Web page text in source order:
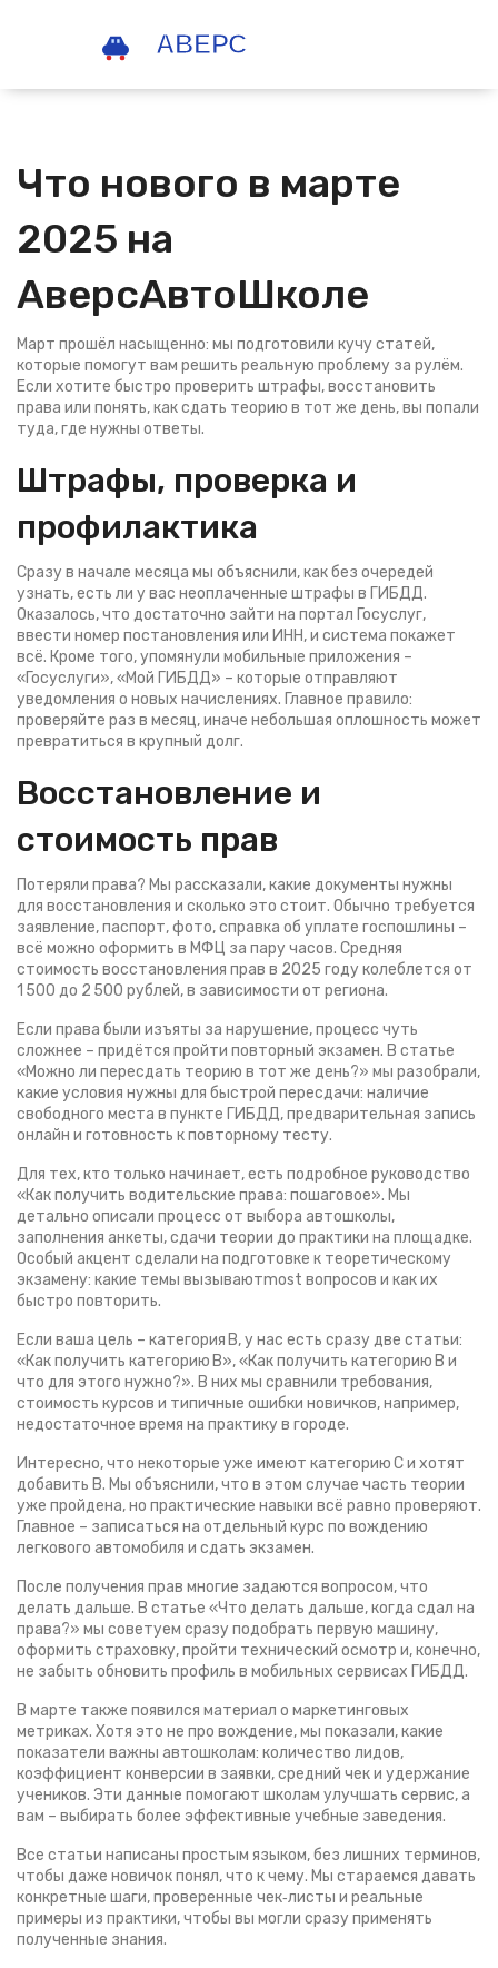
Что нового в марте
2025 на
АверсАвтоШколе
Март прошёл насыщенно: мы подготовили кучу статей,
которые помогут вам решить реальную проблему за рулём.
Если хотите быстро проверить штрафы, восстановить
права или понять, как сдать теорию в тот же день, вы попали
туда, где нужны ответы.
Штрафы, проверка и
профилактика
Сразу в начале месяца мы объяснили, как без очередей
узнать, есть ли у вас неоплаченные штрафы в ГИБДД.
Оказалось, что достаточно зайти на портал Госуслуг,
ввести номер постановления или ИНН, и система покажет
всё. Кроме того, упомянули мобильные приложения –
«Госуслуги», «Мой ГИБДД» – которые отправляют
уведомления о новых начислениях. Главное правило:
проверяйте раз в месяц, иначе небольшая оплошность может
превратиться в крупный долг.
Восстановление и
стоимость прав
Потеряли права? Мы рассказали, какие документы нужны
для восстановления и сколько это стоит. Обычно требуется
заявление, паспорт, фото, справка об уплате госпошлины –
всё можно оформить в МФЦ за пару часов. Средняя
стоимость восстановления прав в 2025 году колеблется от
1 500 до 2 500 рублей, в зависимости от региона.
Если права были изъяты за нарушение, процесс чуть
сложнее – придётся пройти повторный экзамен. В статье
«Можно ли пересдать теорию в тот же день?» мы разобрали,
какие условия нужны для быстрой пересдачи: наличие
свободного места в пункте ГИБДД, предварительная запись
онлайн и готовность к повторному тесту.
Для тех, кто только начинает, есть подробное руководство
«Как получить водительские права: пошаговое». Мы
детально описали процесс от выбора автошколы,
заполнения анкеты, сдачи теории до практики на площадке.
Особый акцент сделали на подготовке к теоретическому
экзамену: какие темы вызываютmost вопросов и как их
быстро повторить.
Если ваша цель – категория В, у нас есть сразу две статьи:
«Как получить категорию В», «Как получить категорию В и
что для этого нужно?». В них мы сравнили требования,
стоимость курсов и типичные ошибки новичков, например,
недостаточное время на практику в городе.
Интересно, что некоторые уже имеют категорию С и хотят
добавить В. Мы объяснили, что в этом случае часть теории
уже пройдена, но практические навыки всё равно проверяют.
Главное – записаться на отдельный курс по вождению
легкового автомобиля и сдать экзамен.
После получения прав многие задаются вопросом, что
делать дальше. В статье «Что делать дальше, когда сдал на
права?» мы советуем сразу подобрать первую машину,
оформить страховку, пройти технический осмотр и, конечно,
не забыть обновить профиль в мобильных сервисах ГИБДД.
В марте также появился материал о маркетинговых
метриках. Хотя это не про вождение, мы показали, какие
показатели важны автошколам: количество лидов,
коэффициент конверсии в заявки, средний чек и удержание
учеников. Эти данные помогают школам улучшать сервис, а
вам – выбирать более эффективные учебные заведения.
Все статьи написаны простым языком, без лишних терминов,
чтобы даже новичок понял, что к чему. Мы стараемся давать
конкретные шаги, проверенные чек‑листы и реальные
примеры из практики, чтобы вы могли сразу применять
полученные знания.